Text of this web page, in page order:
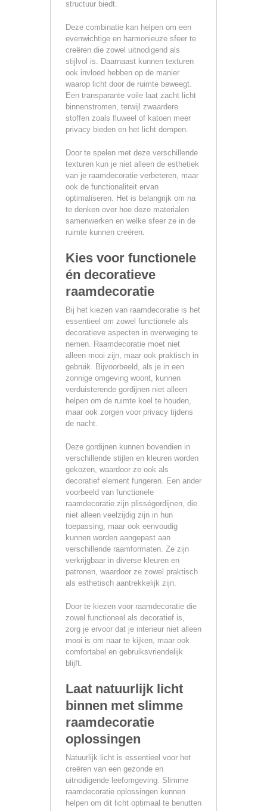
structuur biedt.
Deze combinatie kan helpen om een
evenwichtige en harmonieuze sfeer te
creëren die zowel uitnodigend als
stijlvol is. Daarnaast kunnen texturen
ook invloed hebben op de manier
waarop licht door de ruimte beweegt.
Een transparante voile laat zacht licht
binnenstromen, terwijl zwaardere
stoffen zoals fluweel of katoen meer
privacy bieden en het licht dempen.
Door te spelen met deze verschillende
texturen kun je niet alleen de esthetiek
van je raamdecoratie verbeteren, maar
ook de functionaliteit ervan
optimaliseren. Het is belangrijk om na
te denken over hoe deze materialen
samenwerken en welke sfeer ze in de
ruimte kunnen creëren.
Kies voor functionele
én decoratieve
raamdecoratie
Bij het kiezen van raamdecoratie is het
essentieel om zowel functionele als
decoratieve aspecten in overweging te
nemen. Raamdecoratie moet niet
alleen mooi zijn, maar ook praktisch in
gebruik. Bijvoorbeeld, als je in een
zonnige omgeving woont, kunnen
verduisterende gordijnen niet alleen
helpen om de ruimte koel te houden,
maar ook zorgen voor privacy tijdens
de nacht.
Deze gordijnen kunnen bovendien in
verschillende stijlen en kleuren worden
gekozen, waardoor ze ook als
decoratief element fungeren. Een ander
voorbeeld van functionele
raamdecoratie zijn plisségordijnen, die
niet alleen veelzijdig zijn in hun
toepassing, maar ook eenvoudig
kunnen worden aangepast aan
verschillende raamformaten. Ze zijn
verkrijgbaar in diverse kleuren en
patronen, waardoor ze zowel praktisch
als esthetisch aantrekkelijk zijn.
Door te kiezen voor raamdecoratie die
zowel functioneel als decoratief is,
zorg je ervoor dat je interieur niet alleen
mooi is om naar te kijken, maar ook
comfortabel en gebruiksvriendelijk
blijft.
Laat natuurlijk licht
binnen met slimme
raamdecoratie
oplossingen
Natuurlijk licht is essentieel voor het
creëren van een gezonde en
uitnodigende leefomgeving. Slimme
raamdecoratie oplossingen kunnen
helpen om dit licht optimaal te benutten